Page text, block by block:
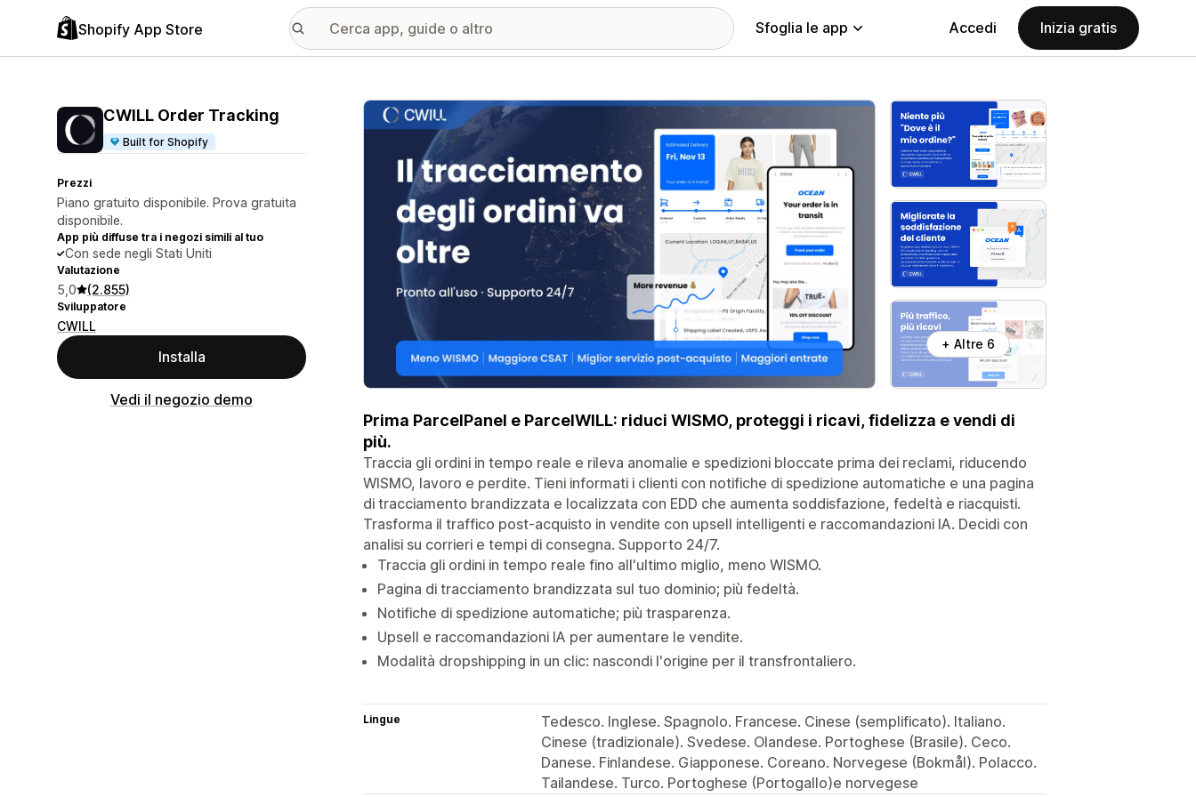
Shopify App Store Sfoglia le app Accedi Inizia gratis
CWILL Order Tracking
Built for Shopify
Prezzi
Piano gratuito disponibile. Prova gratuita
disponibile.
App più diffuse tra i negozi simili al tuo
Con sede negli Stati Uniti
Valutazione
5,0 (2.855)
Sviluppatore
CWILL
Installa
Vedi il negozio demo
Galleria immagini in evidenza
+ Altre 6
Prima ParcelPanel e ParcelWILL: riduci WISMO, proteggi i ricavi, fidelizza e vendi di
più.
Traccia gli ordini in tempo reale e rileva anomalie e spedizioni bloccate prima dei reclami, riducendo
WISMO, lavoro e perdite. Tieni informati i clienti con notifiche di spedizione automatiche e una pagina
di tracciamento brandizzata e localizzata con EDD che aumenta soddisfazione, fedeltà e riacquisti.
Trasforma il traffico post-acquisto in vendite con upsell intelligenti e raccomandazioni IA. Decidi con
analisi su corrieri e tempi di consegna. Supporto 24/7.
Traccia gli ordini in tempo reale fino all'ultimo miglio, meno WISMO.
Pagina di tracciamento brandizzata sul tuo dominio; più fedeltà.
Notifiche di spedizione automatiche; più trasparenza.
Upsell e raccomandazioni IA per aumentare le vendite.
Modalità dropshipping in un clic: nascondi l'origine per il transfrontaliero.
Lingue
Tedesco. Inglese. Spagnolo. Francese. Cinese (semplificato). Italiano.
Cinese (tradizionale). Svedese. Olandese. Portoghese (Brasile). Ceco.
Danese. Finlandese. Giapponese. Coreano. Norvegese (Bokmål). Polacco.
Tailandese. Turco. Portoghese (Portogallo)e norvegese